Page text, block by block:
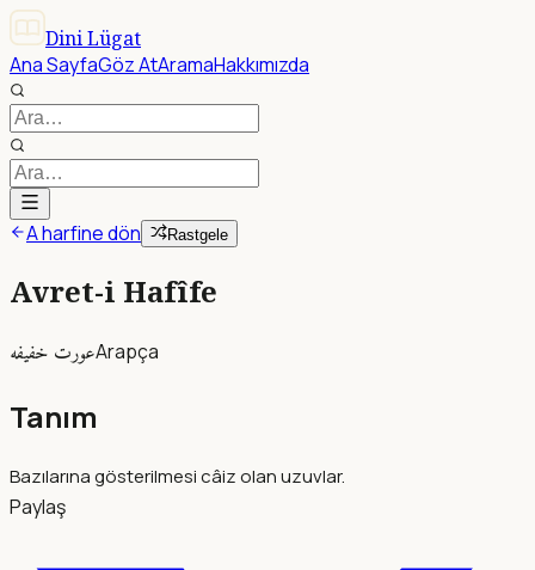
Dini Lügat
Ana SayfaGöz AtAramaHakkımızda
A harfine dön Rastgele
Avret-i Hafîfe
عورت خفيفهArapça
Tanım
Bazılarına gösterilmesi câiz olan uzuvlar.
Paylaş